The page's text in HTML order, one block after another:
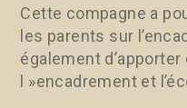
Cette compagne a
les parents sur
également
l »encadrement et